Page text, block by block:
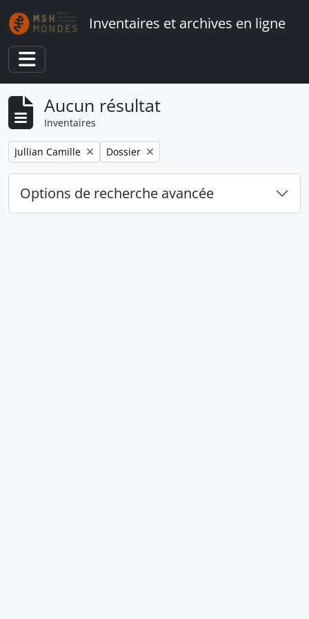
Skip to main content
Inventaires et archives en ligne
Toggle navigation
Aucun résultat
Inventaires
Remove filter:
Jullian Camille Remove filter:
Dossier
Options de recherche avancée